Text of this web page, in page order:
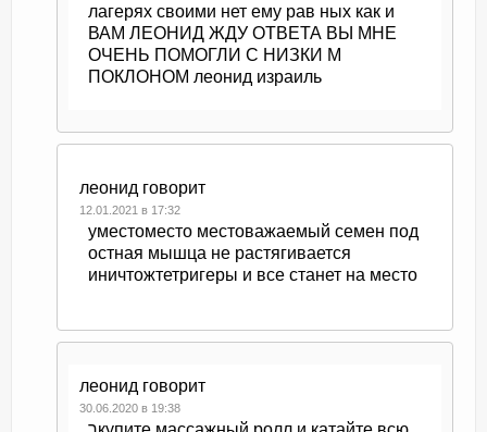
лагерях своими нет ему рав ных как и
ВАМ ЛЕОНИД ЖДУ ОТВЕТА ВЫ МНЕ
ОЧЕНЬ ПОМОГЛИ С НИЗКИ М
ПОКЛОНОМ леонид израиль
леонид говорит
12.01.2021 в 17:32
уместоместо местоважаемый семен под
остная мышца не растягивается
иничтожтетригеры и все станет на место
леонид говорит
30.06.2020 в 19:38